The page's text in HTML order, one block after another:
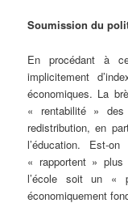
Soumission du
En procédant à
implicitement
économiques. La
« rentabilité »
redistribution, en
l’éducation. Est-
« rapportent »
l’école soit un «
économiquement